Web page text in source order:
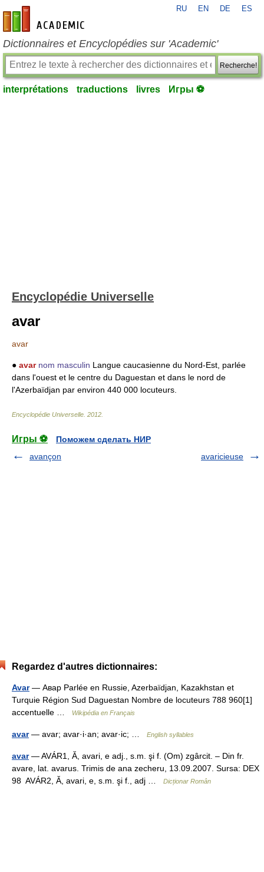
fr-academic.com
RU EN DE ES
Dictionnaires et Encyclopédies sur 'Academic'
Recherche!
interprétations traductions livres Игры ⚽
Encyclopédie Universelle
avar
avar
● avar nom masculin Langue caucasienne du Nord-Est, parlée
dans l'ouest et le centre du Daguestan et dans le nord de
l'Azerbaïdjan par environ 440 000 locuteurs.
Encyclopédie Universelle 2012
Игры ⚽
Поможем сделать НИР
avançon
avaricieuse
Regardez d'autres dictionnaires:
Avar— Авар Parlée en Russie, Azerbaïdjan, Kazakhstan et
Turquie Région Sud Daguestan Nombre de locuteurs 788 960[1]
accentuelle …
Wikipédia en Français
avar— avar; avar·i·an; avar·ic; … English syllables
avar— AVÁR1, Ă, avari, e adj., s.m. şi f. (Om) zgârcit. – Din fr.
avare, lat. avarus. Trimis de ana zecheru, 13.09.2007. Sursa: DEX
98 AVÁR2, Ă, avari, e, s.m. şi f., adj …
Dicționar Român